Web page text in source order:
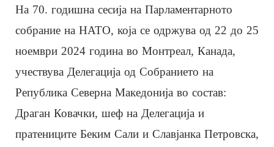
На 70. годишна сесија на Парламентарното
собрание на НАТО, која се одржува од 22 до 25
ноември 2024 година во Монтреал, Канада,
учествува Делегација од Собранието на
Република Северна Македонија во состав:
Драган Ковачки, шеф на Делегација и
пратениците Беким Сали и Славјанка Петровска,